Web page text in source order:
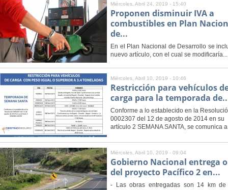
Miércoles, Abril 24, 2019 - 15:40
Proponen disminuir IVA a
combustibles en Plan
de...
En el Plan Nacional de Desarrollo se
nuevo artículo, con el cual se modificaría...
Miércoles, Abril 10, 2019 - 10:46
Restricción para vehículos
carga para la temporada
Conforme a lo establecido en la
0002307 del 12 de agosto de 2014 en su
artículo 2 SEMANA SANTA, se comunica
Miércoles, Abril 10, 2019 - 09:04
Gobierno Nacional entrega
del proyecto Pacífico 2 en...
- Las obras entregadas son 14 km de